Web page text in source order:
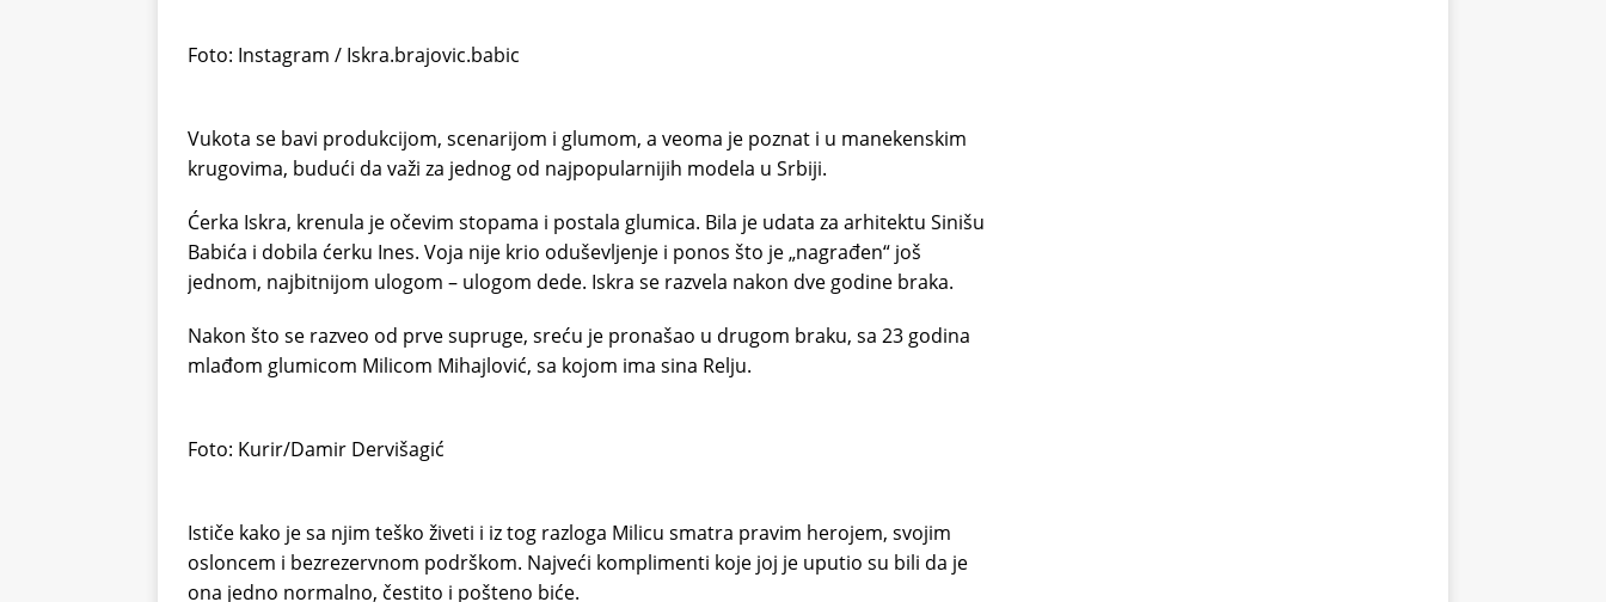
Foto: Instagram / Iskra.brajovic.babic
Vukota se bavi produkcijom, scenarijom i glumom, a veoma je poznat i u manekenskim
krugovima, budući da važi za jednog od najpopularnijih modela u Srbiji.
Ćerka Iskra, krenula je očevim stopama i postala glumica. Bila je udata za arhitektu Sinišu
Babića i dobila ćerku Ines. Voja nije krio oduševljenje i ponos što je „nagrađen“ još
jednom, najbitnijom ulogom – ulogom dede. Iskra se razvela nakon dve godine braka.
Nakon što se razveo od prve supruge, sreću je pronašao u drugom braku, sa 23 godina
mlađom glumicom Milicom Mihajlović, sa kojom ima sina Relju.
Foto: Kurir/Damir Dervišagić
Ističe kako je sa njim teško živeti i iz tog razloga Milicu smatra pravim herojem, svojim
osloncem i bezrezervnom podrškom. Najveći komplimenti koje joj je uputio su bili da je
ona jedno normalno, čestito i pošteno biće.